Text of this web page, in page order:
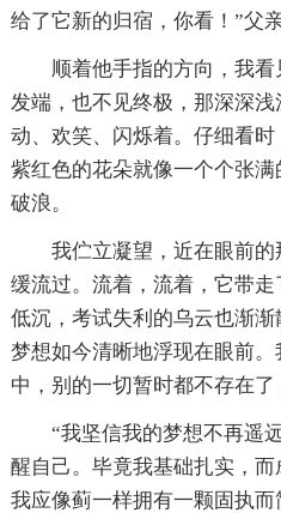
给了它新的归宿，你看！”父
顺着他手指的方向，我
发端，也不见终极，那深深
动、欢笑、闪烁着。仔细看
紫红色的花朵就像一个个张
破浪。
我伫立凝望，近在眼前
缓流过。流着，流着，它带
低沉，考试失利的乌云也渐
梦想如今清晰地浮现在眼前
中，别的一切暂时都不存在了
“我坚信我的梦想不再遥
醒自己。毕竟我基础扎实，而
我应像蓟一样拥有一颗固执